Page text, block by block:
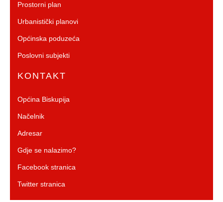
Prostorni plan
Urbanistički planovi
Općinska poduzeća
Poslovni subjekti
KONTAKT
Općina Biskupija
Načelnik
Adresar
Gdje se nalazimo?
Facebook stranica
Twitter stranica